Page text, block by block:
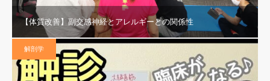
【体質改善】副交感神経とアレルギーとの関係性
解剖学